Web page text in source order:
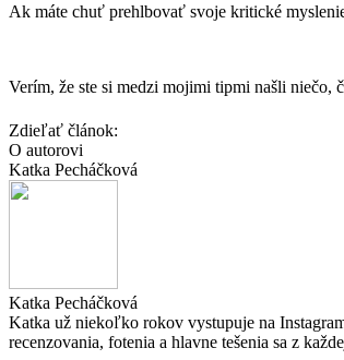
Ak máte chuť prehlbovať svoje kritické
Verím, že ste si medzi mojimi tipmi našli
Zdieľať článok:
O autorovi
Katka Pecháčková
Katka Pecháčková
Katka už niekoľko rokov vystupuje na
recenzovania, fotenia a hlavne tešenia sa z